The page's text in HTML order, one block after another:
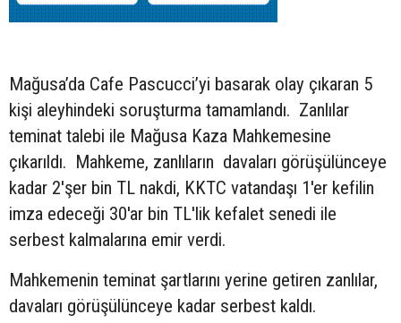
Mağusa’da Cafe Pascucci’yi basarak olay çıkaran 5
kişi aleyhindeki soruşturma tamamlandı. Zanlılar
teminat talebi ile Mağusa Kaza Mahkemesine
çıkarıldı. Mahkeme, zanlıların davaları görüşülünceye
kadar 2'şer bin TL nakdi, KKTC vatandaşı 1'er kefilin
imza edeceği 30'ar bin TL'lik kefalet senedi ile
serbest kalmalarına emir verdi.
Mahkemenin teminat şartlarını yerine getiren zanlılar,
davaları görüşülünceye kadar serbest kaldı.